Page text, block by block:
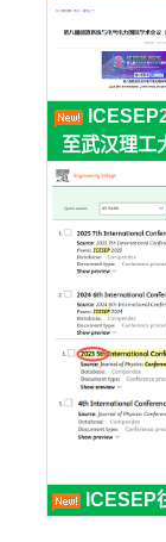
至武汉理工
ICESEP